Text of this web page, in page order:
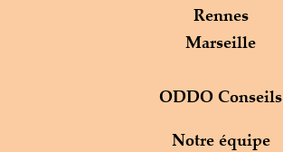
Rennes
Marseille
ODDO Conseils
Notre équipe